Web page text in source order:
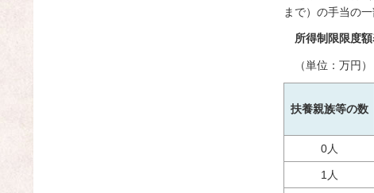
まで）の手当の
所得制限限度
（単位：万円）
扶養親族等の数
0人
1人